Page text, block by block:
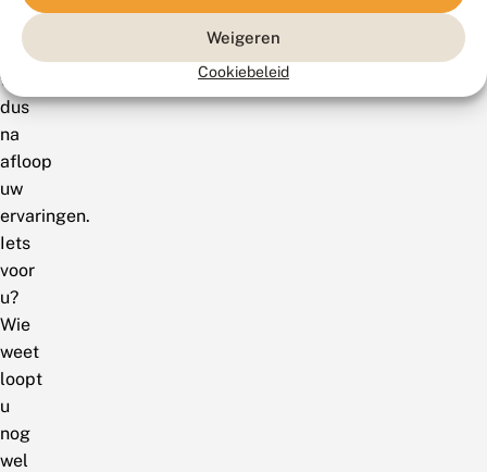
Weigeren
Cookiebeleid
Graag
horen
we
dus
na
afloop
uw
ervaringen.
Iets
voor
u?
Wie
weet
loopt
u
nog
wel